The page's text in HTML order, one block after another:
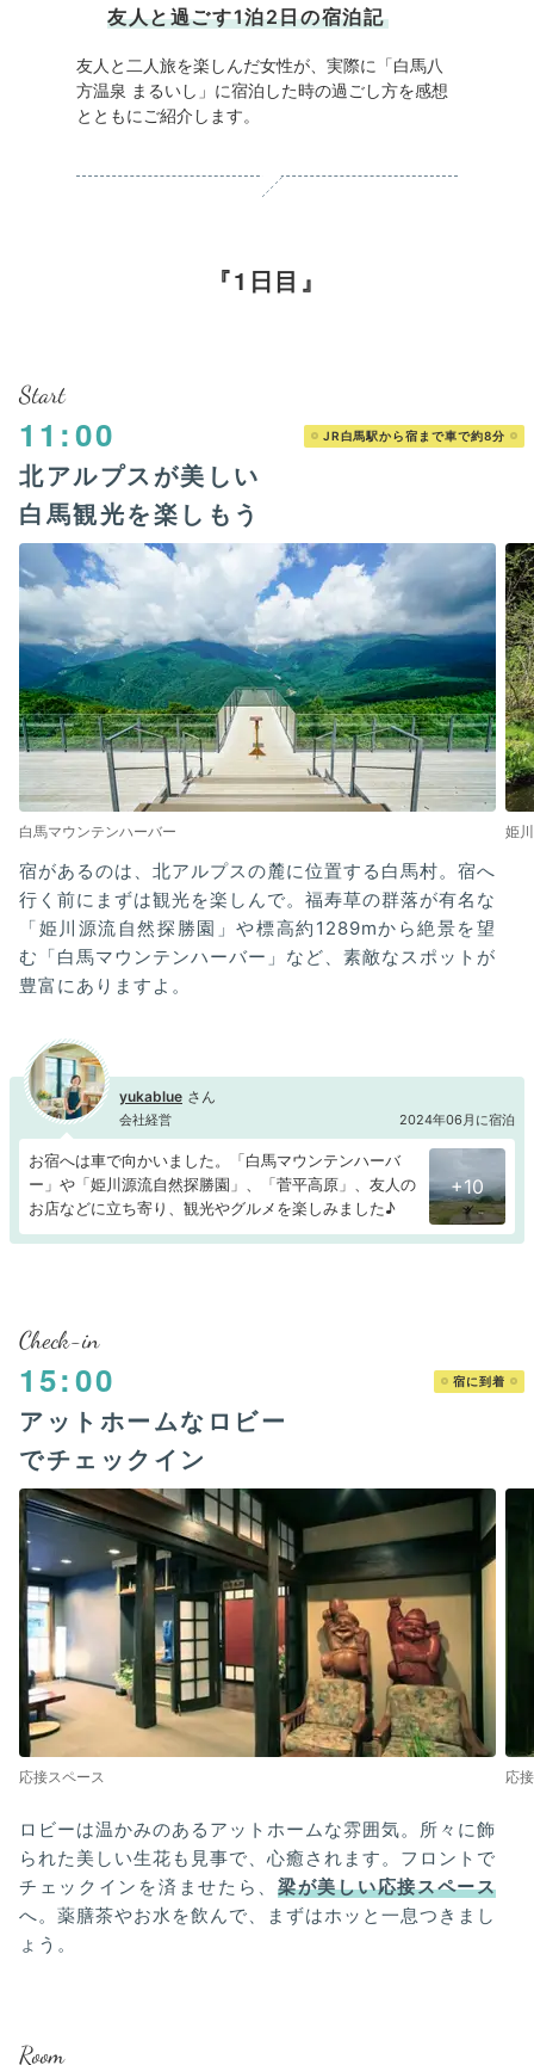
友人と過ごす1泊2日の宿泊記
友人と二人旅を楽しんだ女性が、実際に「白馬八
方温泉 まるいし」に宿泊した時の過ごし方を感想
とともにご紹介します。
1日目
Start
11:00 JR白馬駅から宿まで車で約8分
北アルプスが美しい
白馬観光を楽しもう
白馬マウンテンハーバー 姫
宿があるのは、北アルプスの麓に位置する白馬村。宿へ
行く前にまずは観光を楽しんで。福寿草の群落が有名な
「姫川源流自然探勝園」や標高約1289mから絶景を望
む「白馬マウンテンハーバー」など、素敵なスポットが
豊富にありますよ。
yukablue
会社経営 2024年06月に宿泊
お宿へは車で向かいました。「白馬マウンテンハーバ
ー」や「姫川源流自然探勝園」、「菅平高原」、友人の
お店などに立ち寄り、観光やグルメを楽しみました♪
+10
Check-in
15:00 宿に到着
アットホームなロビー
でチェックイン
応接スペース 応
ロビーは温かみのあるアットホームな雰囲気。所々に飾
られた美しい生花も見事で、心癒されます。フロントで
チェックインを済ませたら、梁が美しい応接スペース
へ。薬膳茶やお水を飲んで、まずはホッと一息つきまし
ょう。
Room